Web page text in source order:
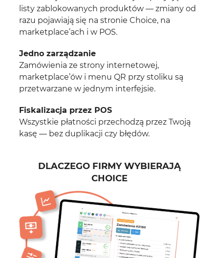
listy zablokowanych produktów — zmiany od
razu pojawiają się na stronie Choice, na
marketplace’ach i w POS.
Jedno zarządzanie
Zamówienia ze strony internetowej,
marketplace’ów i menu QR przy stoliku są
przetwarzane w jednym interfejsie.
Fiskalizacja przez POS
Wszystkie płatności przechodzą przez Twoją
kasę — bez duplikacji czy błędów.
DLACZEGO FIRMY WYBIERAJĄ
CHOICE